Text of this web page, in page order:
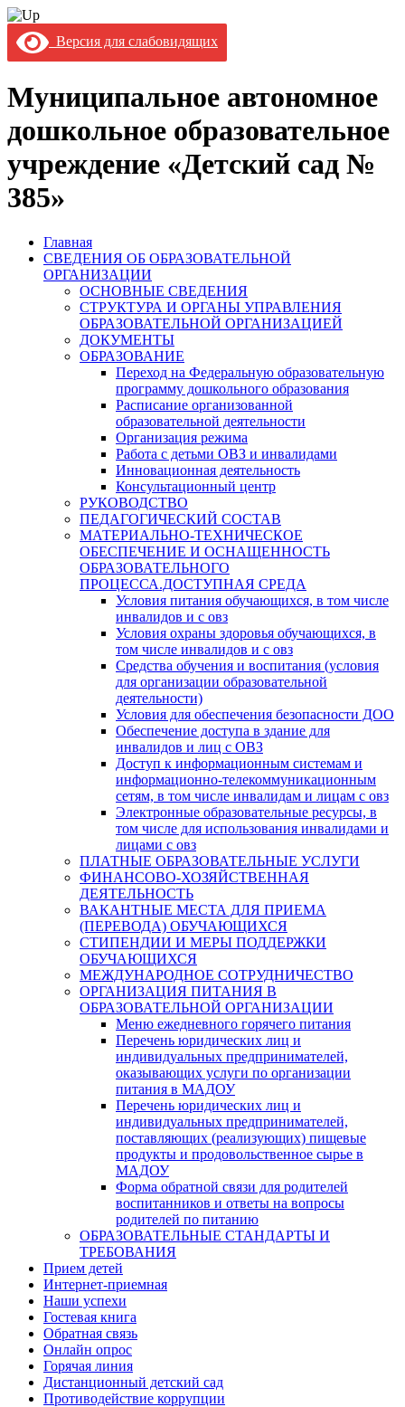
Версия для слабовидящих
Муниципальное автономное
дошкольное образовательное
учреждение «Детский сад №
385»
Главная
СВЕДЕНИЯ ОБ ОБРАЗОВАТЕЛЬНОЙ
ОРГАНИЗАЦИИ
ОСНОВНЫЕ СВЕДЕНИЯ
СТРУКТУРА И ОРГАНЫ УПРАВЛЕНИЯ
ОБРАЗОВАТЕЛЬНОЙ ОРГАНИЗАЦИЕЙ
ДОКУМЕНТЫ
ОБРАЗОВАНИЕ
Переход на Федеральную образовательную
программу дошкольного образования
Расписание организованной
образовательной деятельности
Организация режима
Работа с детьми ОВЗ и инвалидами
Инновационная деятельность
Консультационный центр
РУКОВОДСТВО
ПЕДАГОГИЧЕСКИЙ СОСТАВ
МАТЕРИАЛЬНО-ТЕХНИЧЕСКОЕ
ОБЕСПЕЧЕНИЕ И ОСНАЩЕННОСТЬ
ОБРАЗОВАТЕЛЬНОГО
ПРОЦЕССА.ДОСТУПНАЯ СРЕДА
Условия питания обучающихся, в том числе
инвалидов и с овз
Условия охраны здоровья обучающихся, в
том числе инвалидов и с овз
Средства обучения и воспитания (условия
для организации образовательной
деятельности)
Условия для обеспечения безопасности ДОО
Обеспечение доступа в здание для
инвалидов и лиц с ОВЗ
Доступ к информационным системам и
информационно-телекоммуникационным
сетям, в том числе инвалидам и лицам с овз
Электронные образовательные ресурсы, в
том числе для использования инвалидами и
лицами с овз
ПЛАТНЫЕ ОБРАЗОВАТЕЛЬНЫЕ УСЛУГИ
ФИНАНСОВО-ХОЗЯЙСТВЕННАЯ
ДЕЯТЕЛЬНОСТЬ
ВАКАНТНЫЕ МЕСТА ДЛЯ ПРИЕМА
(ПЕРЕВОДА) ОБУЧАЮЩИХСЯ
СТИПЕНДИИ И МЕРЫ ПОДДЕРЖКИ
ОБУЧАЮЩИХСЯ
МЕЖДУНАРОДНОЕ СОТРУДНИЧЕСТВО
ОРГАНИЗАЦИЯ ПИТАНИЯ В
ОБРАЗОВАТЕЛЬНОЙ ОРГАНИЗАЦИИ
Меню ежедневного горячего питания
Перечень юридических лиц и
индивидуальных предпринимателей,
оказывающих услуги по организации
питания в МАДОУ
Перечень юридических лиц и
индивидуальных предпринимателей,
поставляющих (реализующих) пищевые
продукты и продовольственное сырье в
МАДОУ
Форма обратной связи для родителей
воспитанников и ответы на вопросы
родителей по питанию
ОБРАЗОВАТЕЛЬНЫЕ СТАНДАРТЫ И
ТРЕБОВАНИЯ
Прием детей
Интернет-приемная
Наши успехи
Гостевая книга
Обратная связь
Онлайн опрос
Горячая линия
Дистанционный детский сад
Противодействие коррупции